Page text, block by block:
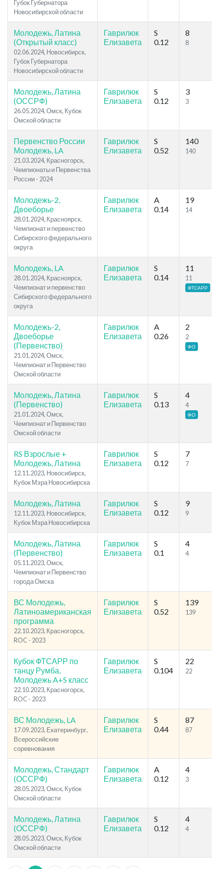
Губок Губернатора
Новосибирской области
Молодежь, Латина
(Открытый класс)
02.06.2024, Новосибирск,
Губок Губернатора
Новосибирской области
Гаврилюк
Елизавета
S
0.12
8
8
Молодежь, Латина
(ОССРФ)
26.05.2024, Омск, Кубок
Омской области
Гаврилюк
Елизавета
S
0.12
3
3
Первенство России
Молодежь, LA
21.03.2024, Красногорск,
Чемпионаты и Первенства
России - 2024
Гаврилюк
Елизавета
S
0.52
140
140
Молодежь-2,
Двоеборье
28.01.2024, Красноярск,
Чемпионат и первенство
Сибирского федерального
округа
Гаврилюк
Елизавета
A
0.14
19
14
Молодежь, LA
28.01.2024, Красноярск,
Чемпионат и первенство
Сибирского федерального
округа
Гаврилюк
Елизавета
S
0.14
11
11
ФТСАРР
Молодежь-2,
Двоеборье
(Первенство)
21.01.2024, Омск,
Чемпионат и Первенство
Омской области
Гаврилюк
Елизавета
A
0.26
2
2
ФО
Молодежь, Латина
(Первенство)
21.01.2024, Омск,
Чемпионат и Первенство
Омской области
Гаврилюк
Елизавета
S
0.13
4
4
ФО
RS Взрослые +
Молодежь, Латина
12.11.2023, Новосибирск,
Кубок Мэра Новосибирска
Гаврилюк
Елизавета
S
0.12
7
7
Молодежь, Латина
12.11.2023, Новосибирск,
Кубок Мэра Новосибирска
Гаврилюк
Елизавета
S
0.12
9
9
Молодежь, Латина
(Первенство)
05.11.2023, Омск,
Чемпионат и Первенство
города Омска
Гаврилюк
Елизавета
S
0.1
4
4
ВС Молодежь,
Латиноамериканская
программа
22.10.2023, Красногорск,
ROC - 2023
Гаврилюк
Елизавета
S
0.52
139
139
Кубок ФТСАРР по
танцу Румба,
Молодежь A+S класс
22.10.2023, Красногорск,
ROC - 2023
Гаврилюк
Елизавета
S
0.104
22
22
ВС Молодежь, LA
17.09.2023, Екатеринбург,
Всероссийские
соревнования
Гаврилюк
Елизавета
S
0.44
87
87
Молодежь, Стандарт
(ОССРФ)
28.05.2023, Омск, Кубок
Омской области
Гаврилюк
Елизавета
A
0.12
4
3
Молодежь, Латина
(ОССРФ)
28.05.2023, Омск, Кубок
Омской области
Гаврилюк
Елизавета
S
0.12
4
4